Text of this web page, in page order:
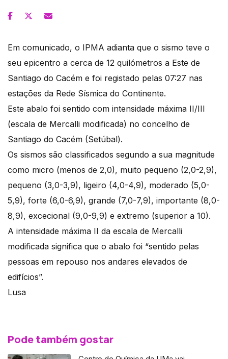
Em comunicado, o IPMA adianta que o sismo teve o
seu epicentro a cerca de 12 quilómetros a Este de
Santiago do Cacém e foi registado pelas 07:27 nas
estações da Rede Sísmica do Continente.
Este abalo foi sentido com intensidade máxima II/III
(escala de Mercalli modificada) no concelho de
Santiago do Cacém (Setúbal).
Os sismos são classificados segundo a sua magnitude
como micro (menos de 2,0), muito pequeno (2,0-2,9),
pequeno (3,0-3,9), ligeiro (4,0-4,9), moderado (5,0-
5,9), forte (6,0-6,9), grande (7,0-7,9), importante (8,0-
8,9), excecional (9,0-9,9) e extremo (superior a 10).
A intensidade máxima II da escala de Mercalli
modificada significa que o abalo foi “sentido pelas
pessoas em repouso nos andares elevados de
edifícios”.
Lusa
Pode também gostar